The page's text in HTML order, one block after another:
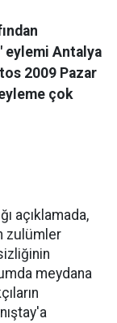
eylemi Antalya
2009 Pazar
çok
açıklamada,
zulümler
meydana